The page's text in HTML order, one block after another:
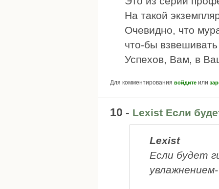
На такой
Очевидно, что
что-бы
Успехов, Вам, в
Для комментирования войдите или
10 - Lexist Если
Lexist
Если будет